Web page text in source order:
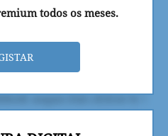
todos os meses.